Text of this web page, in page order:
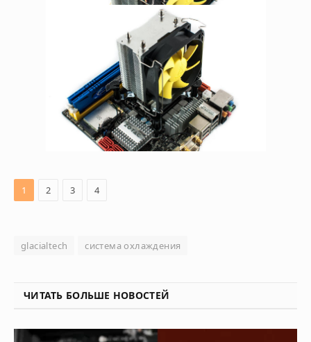
1 2 3 4
glacialtech система охлаждения
ЧИТАТЬ БОЛЬШЕ НОВОСТЕЙ